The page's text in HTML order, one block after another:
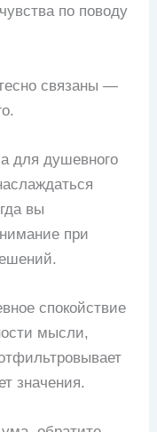
по поводу
связаны —
для душевного
вы
при
спокойствие
мысли,
значения.